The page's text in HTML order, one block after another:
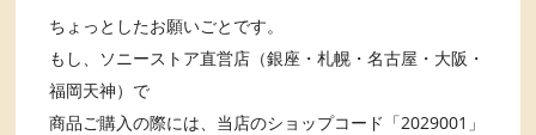
ちょっとしたお願いごとです。
もし、ソニーストア直営店（銀座・札幌・名古屋・大阪・
福岡天神）で
商品ご購入の際には、当店のショップコード「2029001」